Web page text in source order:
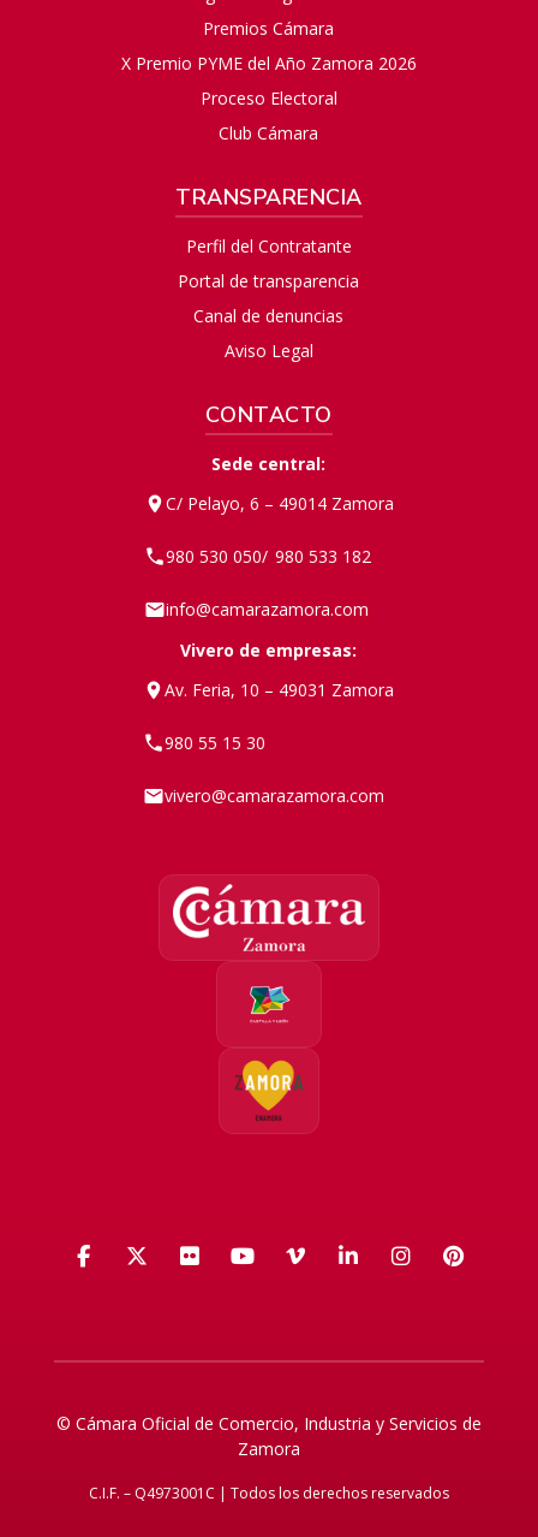
Premios Cámara
X Premio PYME del Año Zamora 2026
Proceso Electoral
Club Cámara
TRANSPARENCIA
Perfil del Contratante
Portal de transparencia
Canal de denuncias
Aviso Legal
CONTACTO
Sede central:
C/ Pelayo, 6 – 49014 Zamora
980 530 050/ 980 533 182
info@camarazamora.com
Vivero de empresas:
Av. Feria, 10 – 49031 Zamora
980 55 15 30
vivero@camarazamora.com
Facebook
X (Twitter)
FlickrYouTube
VimeoLinkedIn
© Cámara Oficial de Comercio, Industria y Servicios de
Zamora
C.I.F. – Q4973001C | Todos los derechos reservados